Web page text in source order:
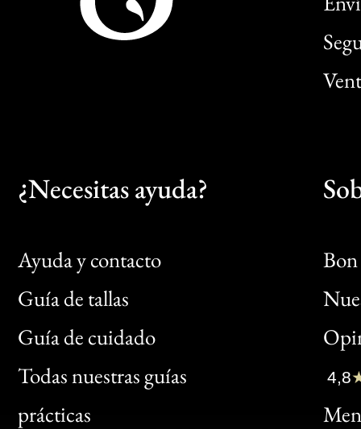
¿Necesitas ayuda?
Ayuda y contacto
Guía de tallas
Guía de cuidado
Todas nuestras guías
prácticas
Bon
Clic
Bon
4,8